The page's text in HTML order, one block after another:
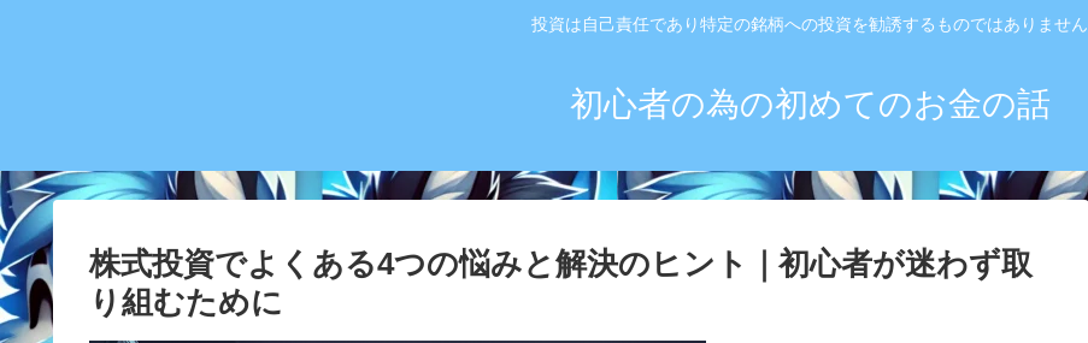
投資は自己責任であり特定の銘柄への投資を勧誘するものではありません
初心者の為の初めてのお金の話
株式投資でよくある4つの悩みと解決のヒント｜初心者が迷わず取
り組むために